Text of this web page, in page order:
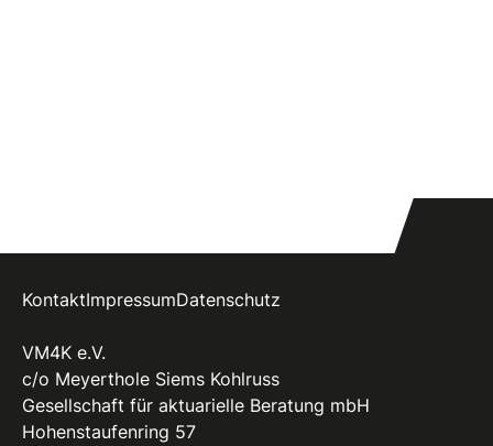
KontaktImpressumDatenschutz
VM4K e.V.
c/o Meyerthole Siems Kohlruss
Gesellschaft für aktuarielle Beratung mbH
Hohenstaufenring 57